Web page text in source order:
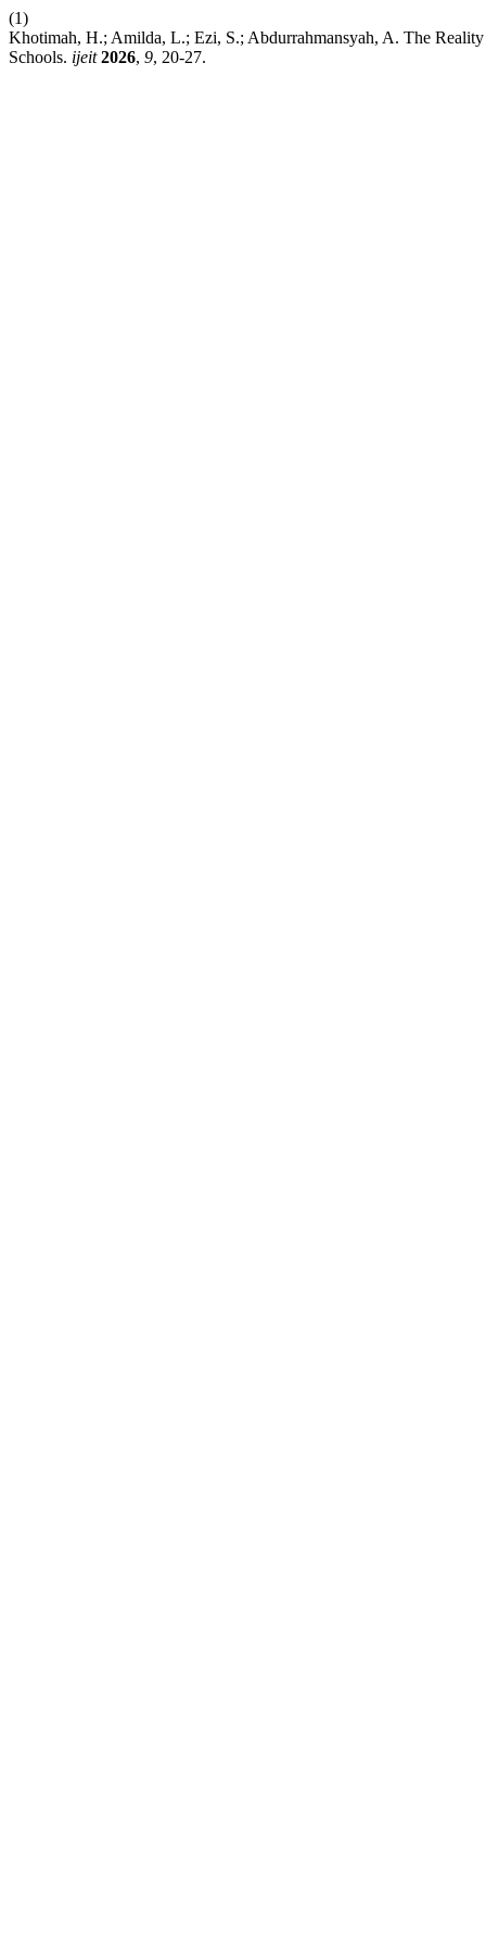
(1)
Khotimah, H.; Amilda, L.; Ezi, S.; Abdurrahmansyah, A. The
Schools. ijeit 2026, 9, 20-27.